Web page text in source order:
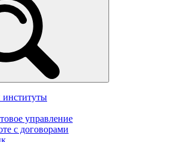
институты
управление
с договорами